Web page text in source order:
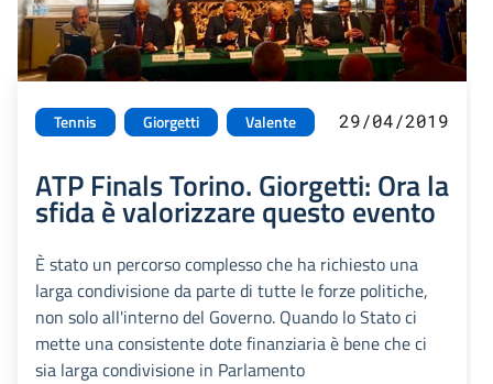
Tennis Giorgetti Valente 29/04/2019
ATP Finals Torino. Giorgetti: Ora la
sfida è valorizzare questo evento
È stato un percorso complesso che ha richiesto una
larga condivisione da parte di tutte le forze politiche,
non solo all'interno del Governo. Quando lo Stato ci
mette una consistente dote finanziaria è bene che ci
sia larga condivisione in Parlamento